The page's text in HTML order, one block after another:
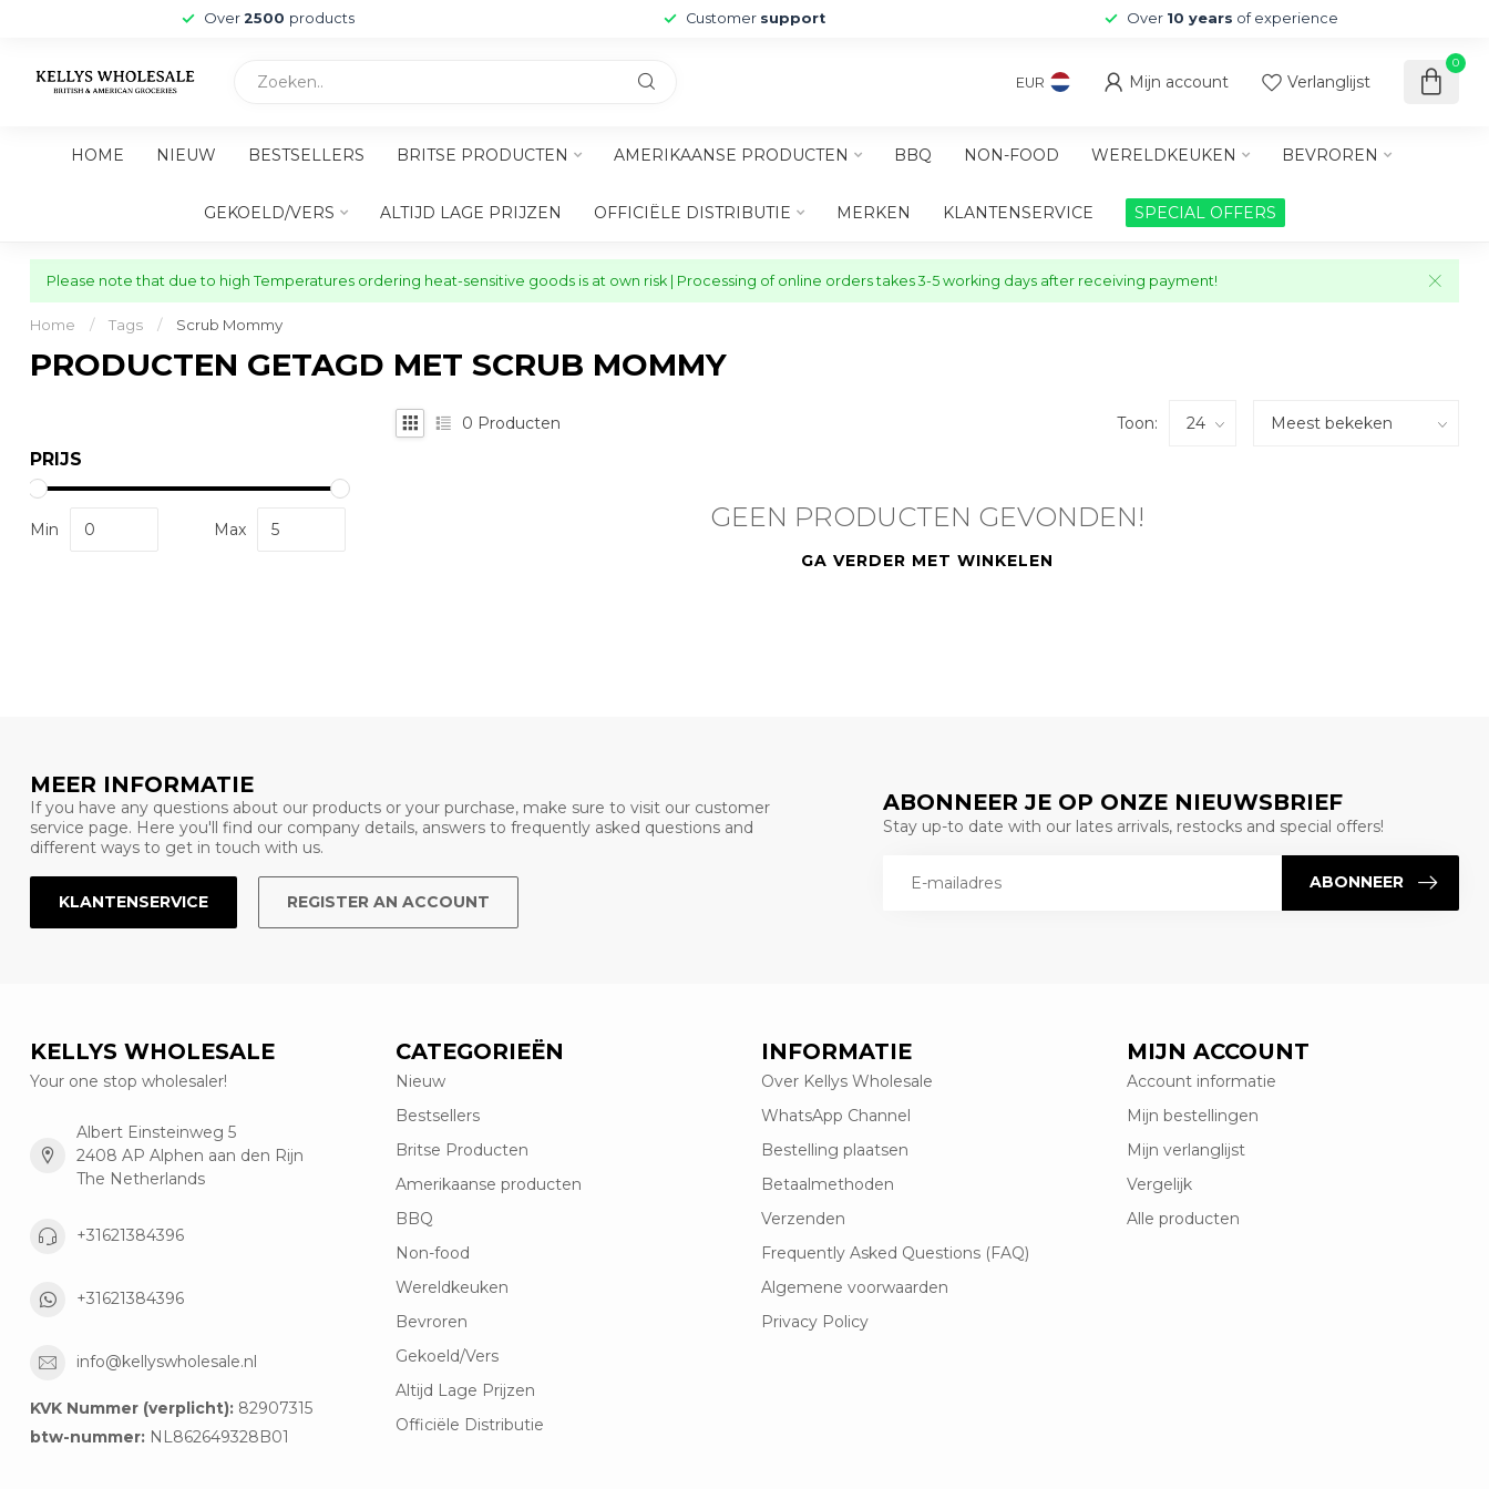
Over 2500 products Customer support Over 10 years of experience
EUR Mijn account Verlanglijst
0
HOME NIEUW BESTSELLERS BRITSE PRODUCTEN AMERIKAANSE PRODUCTEN BBQ NON-FOOD WERELDKEUKEN BEVROREN
GEKOELD/VERS ALTIJD LAGE PRIJZEN OFFICIËLE DISTRIBUTIE MERKEN KLANTENSERVICE SPECIAL OFFERS
Please note that due to high Temperatures ordering heat-sensitive goods is at own risk | Processing of online orders takes 3-5 working days after receiving payment!
Home / Tags / Scrub Mommy
PRODUCTEN GETAGD MET SCRUB MOMMY
PRIJS
Min Max
0 Producten Toon:
GEEN PRODUCTEN GEVONDEN!
GA VERDER MET WINKELEN
MEER INFORMATIE
If you have any questions about our products or your purchase, make sure to visit our customer
service page. Here you'll find our company details, answers to frequently asked questions and
different ways to get in touch with us.
KLANTENSERVICE REGISTER AN ACCOUNT
ABONNEER JE OP ONZE NIEUWSBRIEF
Stay up-to date with our lates arrivals, restocks and special offers!
ABONNEER
KELLYS WHOLESALE
Your one stop wholesaler!
Albert Einsteinweg 5
2408 AP Alphen aan den Rijn
The Netherlands
+31621384396
+31621384396
info@kellyswholesale.nl
KVK Nummer (verplicht): 82907315
btw-nummer: NL862649328B01
CATEGORIEËN
Nieuw
Bestsellers
Britse Producten
Amerikaanse producten
BBQ
Non-food
Wereldkeuken
Bevroren
Gekoeld/Vers
Altijd Lage Prijzen
Officiële Distributie
INFORMATIE
Over Kellys Wholesale
WhatsApp Channel
Bestelling plaatsen
Betaalmethoden
Verzenden
Frequently Asked Questions (FAQ)
Algemene voorwaarden
Privacy Policy
MIJN ACCOUNT
Account informatie
Mijn bestellingen
Mijn verlanglijst
Vergelijk
Alle producten